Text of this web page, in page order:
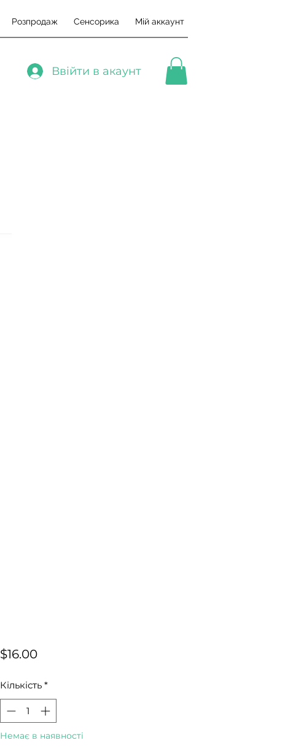
Ввійти в акаунт
Розпродаж Сенсорика Мій аккаунт
$16.00Ціна
Кількість *
Немає в наявності